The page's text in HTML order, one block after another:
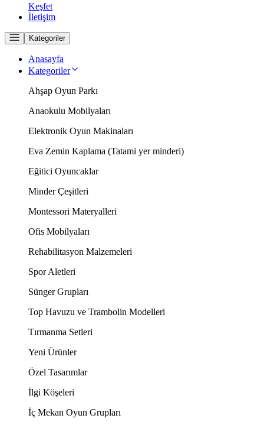
Keşfet
İletişim
Kategoriler
Anasayfa
Kategoriler
Ahşap Oyun Parkı
Anaokulu Mobilyaları
Elektronik Oyun Makinaları
Eva Zemin Kaplama (Tatami yer minderi)
Eğitici Oyuncaklar
Minder Çeşitleri
Montessori Materyalleri
Ofis Mobilyaları
Rehabilitasyon Malzemeleri
Spor Aletleri
Sünger Grupları
Top Havuzu ve Trambolin Modelleri
Tırmanma Setleri
Yeni Ürünler
Özel Tasarımlar
İlgi Köşeleri
İç Mekan Oyun Grupları